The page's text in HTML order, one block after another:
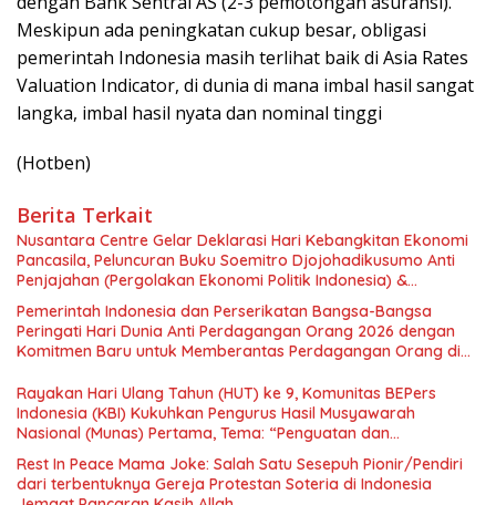
Meskipun ada peningkatan cukup besar, obligasi
pemerintah Indonesia masih terlihat baik di Asia Rates
Valuation Indicator, di dunia di mana imbal hasil sangat
langka, imbal hasil nyata dan nominal tinggi
(Hotben)
Berita Terkait
Nusantara Centre Gelar Deklarasi Hari Kebangkitan Ekonomi
Pancasila, Peluncuran Buku Soemitro Djojohadikusumo Anti
Penjajahan (Pergolakan Ekonomi Politik Indonesia) &
Simposium Nasional “Urgensi Undang-Undang Perekonomian
Nasional dan Kesejahteraan Sosial dalam Menata Bangsa
Menuju Indonesia Emas 2045”,
Pemerintah Indonesia dan Perserikatan Bangsa-Bangsa
Peringati Hari Dunia Anti Perdagangan Orang 2026 dengan
Komitmen Baru untuk Memberantas Perdagangan Orang di
Rayakan Hari Ulang Tahun (HUT) ke 9, Komunitas BEPers
Indonesia (KBI) Kukuhkan Pengurus Hasil Musyawarah
Nasional (Munas) Pertama, Tema: “Penguatan dan
Pengembangan Organisasi KBI yang Berbasis Riset di seluruh
Indonesia dan Mancanegara”.
Rest In Peace Mama Joke: Salah Satu Sesepuh Pionir/Pendiri
dari terbentuknya Gereja Protestan Soteria di Indonesia